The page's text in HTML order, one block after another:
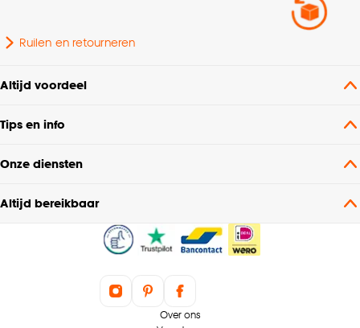
buiten
Ruilen en retourneren
Altijd voordeel
Tips en info
Onze diensten
Altijd bereikbaar
Over ons